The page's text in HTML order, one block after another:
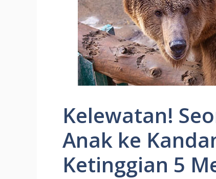
Kelewatan!
Anak ke
Ketinggian 5